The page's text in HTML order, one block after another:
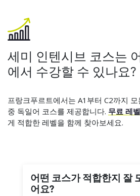
세미 인텐시브 코스는
에서 수강할 수 있나요?
프랑크푸르트에서는 A1부터 C2까지
중 독일어 코스를 제공합니다. 무료 레
게 적합한 레벨을 함께 찾아보세요.
어떤 코스가 적합한지 잘
어요?